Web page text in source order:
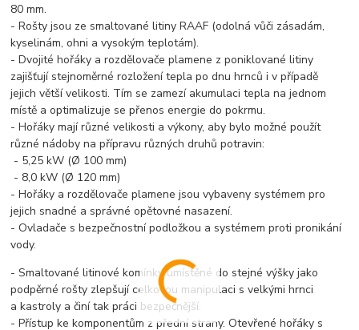
80 mm.
- Rošty jsou ze smaltované litiny RAAF (odolná vůči zásadám,
kyselinám, ohni a vysokým teplotám).
- Dvojité hořáky a rozdělovače plamene z poniklované litiny
zajišťují stejnoměrné rozložení tepla po dnu hrnců i v případě
jejich větší velikosti. Tím se zamezí akumulaci tepla na jednom
místě a optimalizuje se přenos energie do pokrmu.
- Hořáky mají různé velikosti a výkony, aby bylo možné použít
různé nádoby na přípravu různých druhů potravin:
- 5,25 kW (Ø 100 mm)
- 8,0 kW (Ø 120 mm)
- Hořáky a rozdělovače plamene jsou vybaveny systémem pro
jejich snadné a správné opětovné nasazení.
- Ovladače s bezpečnostní podložkou a systémem proti pronikání
vody.
- Smaltované litinové komínky umístěné do stejné výšky jako
podpěrné rošty zlepšují celkovou manipulaci s velkými hrnci
a kastroly a činí tak práci bezpečnější.
- Přístup ke komponentům z přední strany. Otevřené hořáky s